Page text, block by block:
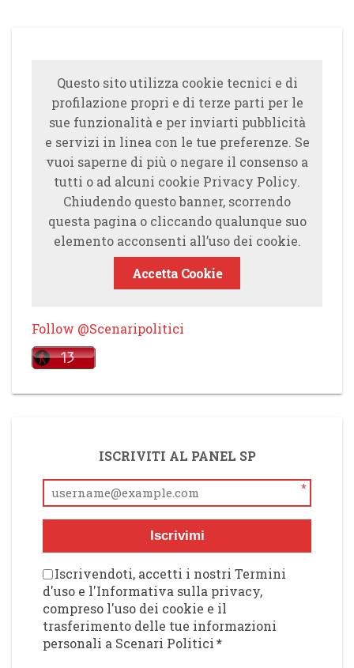
Questo sito utilizza cookie tecnici e di
profilazione propri e di terze parti per le
sue funzionalità e per inviarti pubblicità
e servizi in linea con le tue preferenze. Se
vuoi saperne di più o negare il consenso a
tutti o ad alcuni cookie Privacy Policy.
Chiudendo questo banner, scorrendo
questa pagina o cliccando qualunque suo
elemento acconsenti all’uso dei cookie.
Accetta Cookie
Follow @Scenaripolitici
ISCRIVITI AL PANEL SP
*
Iscrivimi
Iscrivendoti, accetti i nostri Termini
d'uso e l'Informativa sulla privacy,
compreso l'uso dei cookie e il
trasferimento delle tue informazioni
personali a Scenari Politici*